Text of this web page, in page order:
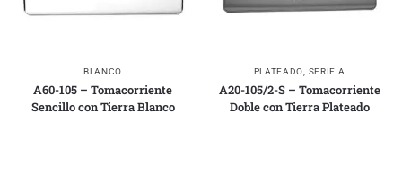
BLANCO
A60-105 – Tomacorriente
Sencillo con Tierra Blanco
PLATEADO SERIE A
A20-105/2-S – Tomacorriente
Doble con Tierra Plateado